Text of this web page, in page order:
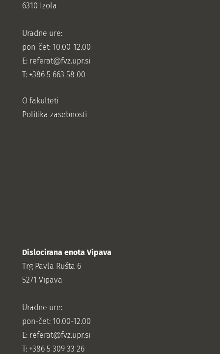
6310 Izola
Uradne ure:
pon-čet: 10.00-12.00
E: referat@fvz.upr.si
T: +386 5 663 58 00
O fakulteti
Politika zasebnosti
Dislocirana enota Vipava
Trg Pavla Rušta 6
5271 Vipava
Uradne ure:
pon-čet: 10.00-12.00
E: referat@fvz.upr.si
T: +386 5 309 33 26